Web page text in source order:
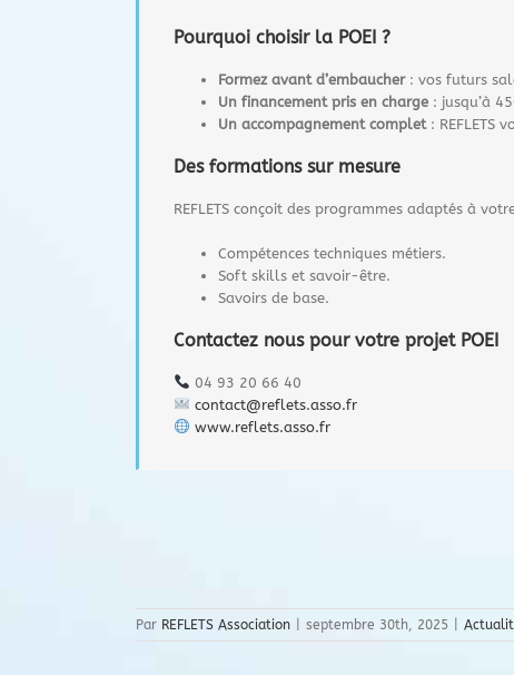
Pourquoi choisir la POEI ?
Formez avant d’embaucher: vos futurs
Un financement pris en charge: jusqu’à
Un accompagnement complet: REFLETS
Des formations sur mesure
REFLETS conçoit des programmes adaptés à
Compétences techniques métiers.
Soft skills et savoir-être.
Savoirs de base.
Contactez nous pour votre projet POEI
04 93 20 66 40
contact@reflets.asso.fr
www.reflets.asso.fr
Par REFLETS Association septembre 30th, 2025